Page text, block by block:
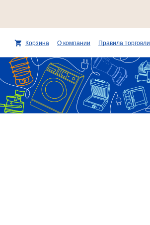
Корзина О компании Правила торговли